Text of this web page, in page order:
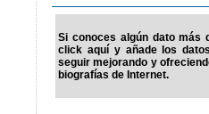
Si conoces algún dato más
click aquí y añade los
seguir mejorando y
biografías de Internet.